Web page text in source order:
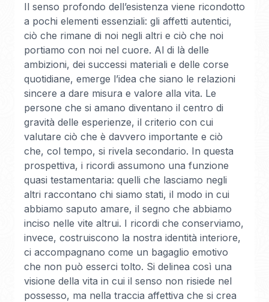
Il senso profondo dell’esistenza viene ricondotto
a pochi elementi essenziali: gli affetti autentici,
ciò che rimane di noi negli altri e ciò che noi
portiamo con noi nel cuore. Al di là delle
ambizioni, dei successi materiali e delle corse
quotidiane, emerge l’idea che siano le relazioni
sincere a dare misura e valore alla vita. Le
persone che si amano diventano il centro di
gravità delle esperienze, il criterio con cui
valutare ciò che è davvero importante e ciò
che, col tempo, si rivela secondario. In questa
prospettiva, i ricordi assumono una funzione
quasi testamentaria: quelli che lasciamo negli
altri raccontano chi siamo stati, il modo in cui
abbiamo saputo amare, il segno che abbiamo
inciso nelle vite altrui. I ricordi che conserviamo,
invece, costruiscono la nostra identità interiore,
ci accompagnano come un bagaglio emotivo
che non può esserci tolto. Si delinea così una
visione della vita in cui il senso non risiede nel
possesso, ma nella traccia affettiva che si crea